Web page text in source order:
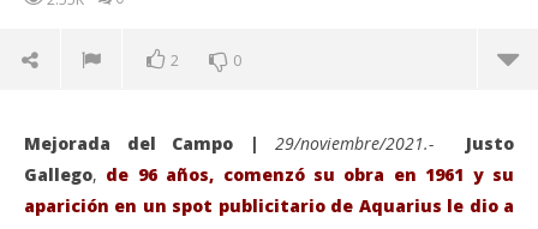
2 0
Mejorada del Campo | 29/noviembre/2021.-
Justo
Gallego, de 96 años, comenzó su obra en 1961 y su
aparición en un spot publicitario de Aquarius le dio a